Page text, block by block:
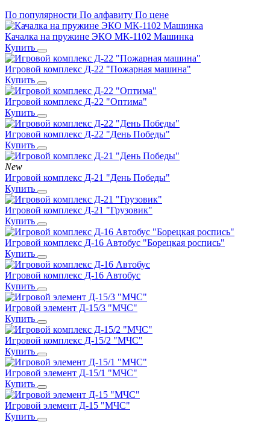
По популярности По алфавиту По цене
Качалка на пружине ЭКО МК-1102 Машинка
Купить
Игровой комплекс Д-22 "Пожарная машина"
Купить
Игровой комплекс Д-22 "Оптима"
Купить
Игровой комплекс Д-22 "День Победы"
Купить
New
Игровой комплекс Д-21 "День Победы"
Купить
Игровой комплекс Д-21 "Грузовик"
Купить
Игровой комплекс Д-16 Автобус "Борецкая роспись"
Купить
Игровой комплекс Д-16 Автобус
Купить
Игровой элемент Д-15/3 "МЧС"
Купить
Игровой комплекс Д-15/2 "МЧС"
Купить
Игровой элемент Д-15/1 "МЧС"
Купить
Игровой элемент Д-15 "МЧС"
Купить